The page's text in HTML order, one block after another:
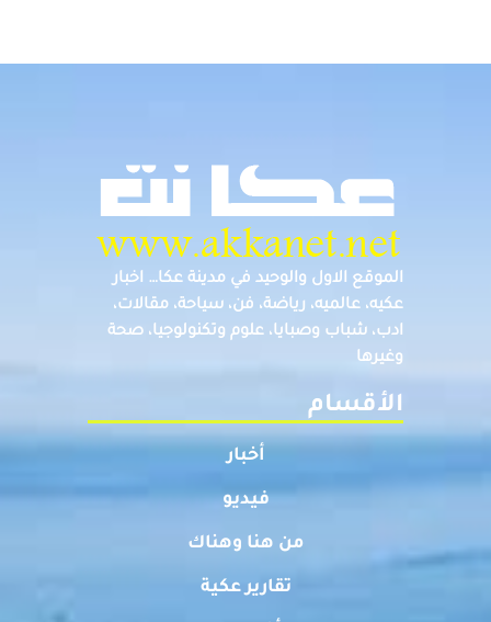
الموقع الاول والوحيد في مدينة عكا… اخبار
عكيه، عالميه، رياضة، فن، سياحة، مقالات،
ادب، شباب وصبايا، علوم وتكنولوجيا، صحة
وغيرها
الأقسام
أخبار
فيديو
من هنا وهناك
تقارير عكية